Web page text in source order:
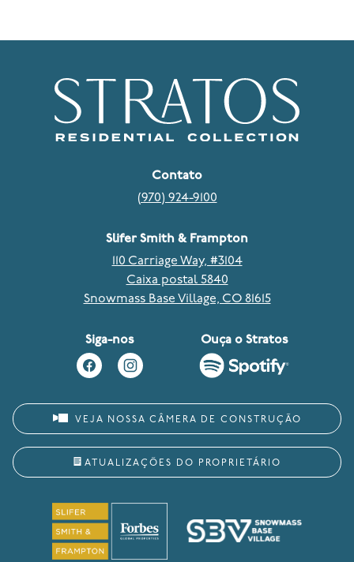
Contato
(970) 924-9100
Slifer Smith & Frampton
110 Carriage Way, #3104
Caixa postal 5840
Snowmass Base Village, CO 81615
Siga-nos Ouça o Stratos
VEJA NOSSA CÂMERA DE CONSTRUÇÃO
ATUALIZAÇÕES DO PROPRIETÁRIO